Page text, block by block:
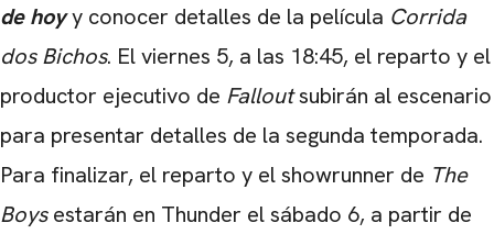
de hoyy conocer detalles de la película Corrida
dos Bichos. El viernes 5, a las 18:45, el reparto y el
productor ejecutivo de Falloutsubirán al escenario
para presentar detalles de la segunda temporada.
Para finalizar, el reparto y el showrunner de The
Boysestarán en Thunder el sábado 6, a partir de